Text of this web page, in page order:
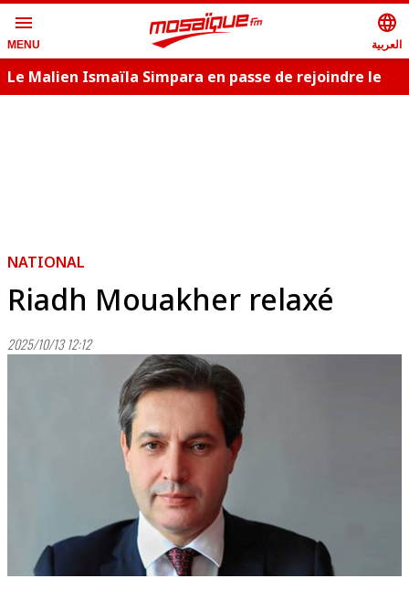
menu
MENU
language
العربية
Le Malien Ismaïla Simpara en passe de rejoindre le
NATIONAL
Riadh Mouakher relaxé
2025/10/13 12:12